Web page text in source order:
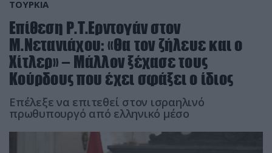
ΤΟΥΡΚΙΑ
Επίθεση Ρ.Τ.Ερντογάν στον
Μ.Νετανιάχου: «Θα τον ζήλευε και ο
Χίτλερ» – Μάλλον ξέχασε τους
Κούρδους που έχει σφάξει ο ίδιος
Επέλεξε να επιτεθεί στον ισραηλινό
πρωθυπουργό από ελληνικό μέσο